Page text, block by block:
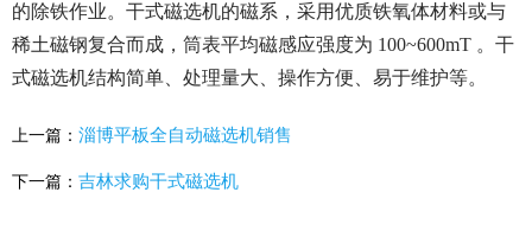
的除铁作业。干式磁选机的磁系，采用优质铁氧体材料或与
稀土磁钢复合而成，筒表平均磁感应强度为 100~600mT 。干
式磁选机结构简单、处理量大、操作方便、易于维护等。
上一篇： 淄博平板全自动磁选机销售
下一篇： 吉林求购干式磁选机